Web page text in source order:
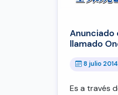
Anunciado
llamado
8 julio 2014
Es a través